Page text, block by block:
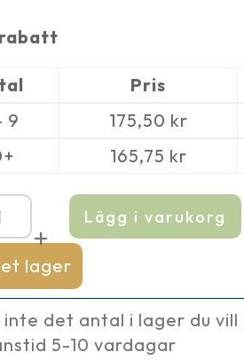
Pris
9
175,50 kr
165,75 kr
lager
110
Lägg i varukorg
inte det antal i lager du
5-10 vardagar